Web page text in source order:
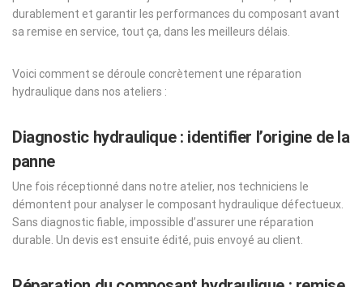
durablement et garantir les performances du composant avant
sa remise en service, tout ça, dans les meilleurs délais.
Voici comment se déroule concrètement une réparation
hydraulique dans nos ateliers :
Diagnostic hydraulique : identifier l’origine de la
panne
Une fois réceptionné dans notre atelier, nos techniciens le
démontent pour analyser le composant hydraulique défectueux.
Sans diagnostic fiable, impossible d’assurer une réparation
durable. Un devis est ensuite édité, puis envoyé au client.